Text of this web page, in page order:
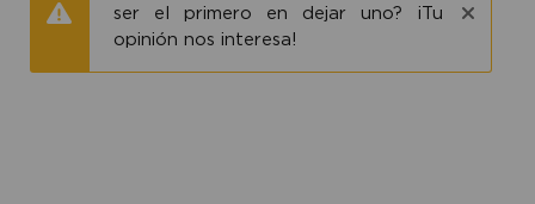
ser el primero en dejar uno? ¡Tu
opinión nos interesa!